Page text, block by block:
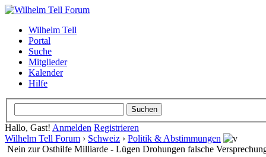
Wilhelm Tell
Portal
Suche
Mitglieder
Kalender
Hilfe
Hallo, Gast! Anmelden Registrieren
Wilhelm Tell Forum › Schweiz › Politik & Abstimmungen
Nein zur Osthilfe Milliarde - Lügen Drohungen falsche